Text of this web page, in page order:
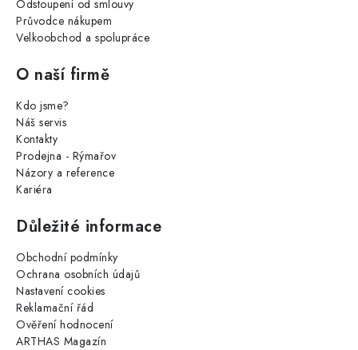
Odstoupení od smlouvy
Průvodce nákupem
Velkoobchod a spolupráce
O naší firmě
Kdo jsme?
Náš servis
Kontakty
Prodejna - Rýmařov
Názory a reference
Kariéra
Důležité informace
Obchodní podmínky
Ochrana osobních údajů
Nastavení cookies
Reklamační řád
Ověření hodnocení
ARTHAS Magazín